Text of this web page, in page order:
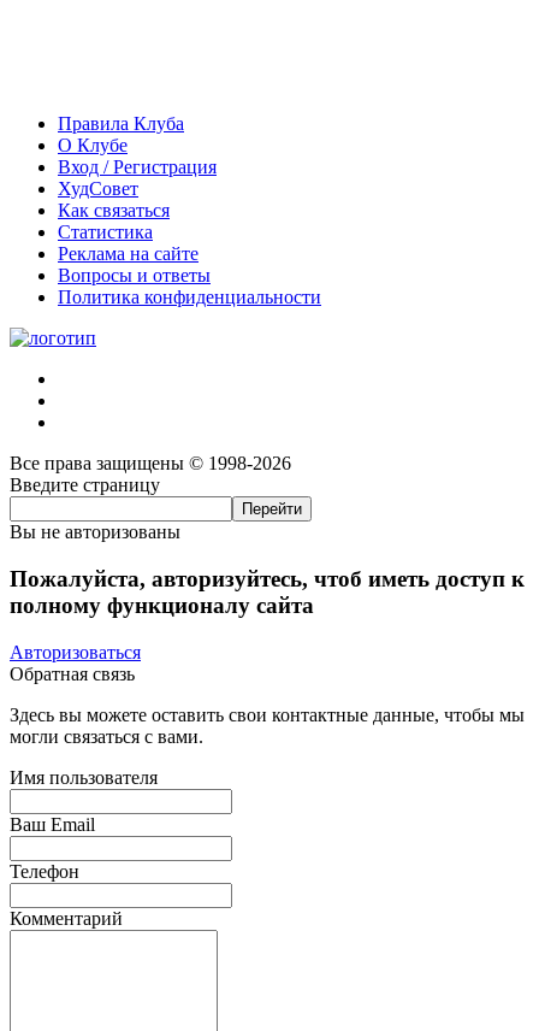
Правила Клуба
О Клубе
Вход / Регистрация
ХудСовет
Как связаться
Статистика
Реклама на сайте
Вопросы и ответы
Политика конфиденциальности
Все права защищены © 1998-2026
Введите страницу
Вы не авторизованы
Пожалуйста, авторизуйтесь, чтоб иметь доступ к
полному функционалу сайта
Авторизоваться
Обратная связь
Здесь вы можете оставить свои контактные данные, чтобы мы
могли связаться с вами.
Имя пользователя
Ваш Email
Телефон
Комментарий